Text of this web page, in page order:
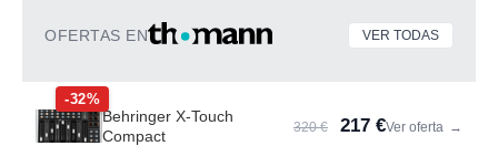
OFERTAS EN VER TODAS
-32%
Behringer X-Touch
Compact
320 € 217 €Ver oferta →